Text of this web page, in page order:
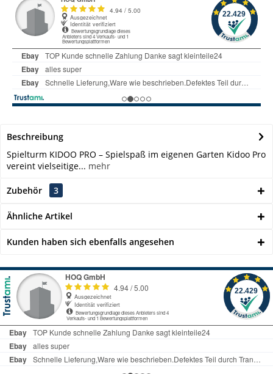
Beschreibung
Spielturm KIDOO PRO – Spielspaß im eigenen Garten Kidoo Pro
vereint vielseitige... mehr
Zubehör 3
Ähnliche Artikel
Kunden haben sich ebenfalls angesehen